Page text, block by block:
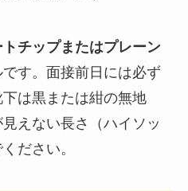
チップまたはプレーン
す。面接前日には必ず
は黒または紺の無地
えない長さ（ハイソッ
ださい。